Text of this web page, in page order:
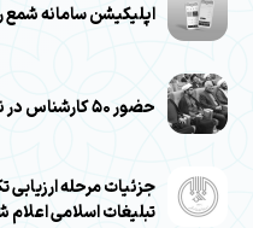
اپلیکیشن سامانه شمع
حضور ۵۰ کارشناس در نخستین رویداد منطقه‌ای قرآنی
جزئیات مرحله
تبلیغات اسلامی اعلام